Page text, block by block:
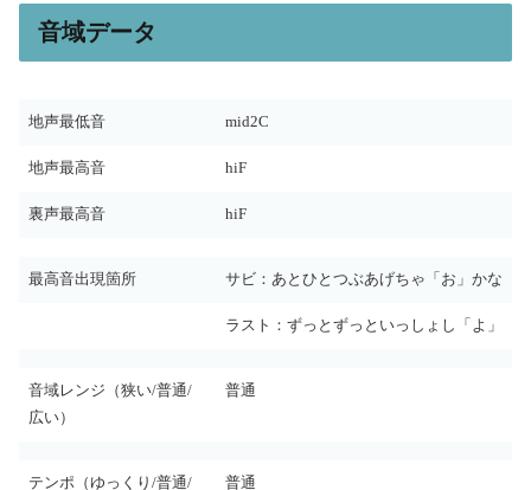
音域データ
地声最低音 mid2C
地声最高音 hiF
裏声最高音 hiF
最高音出現箇所 サビ：あとひとつぶあげちゃ「お」かな
ラスト：ずっとずっといっしょし「よ」
音域レンジ（狭い/普通/
広い）
普通
テンポ（ゆっくり/普通/ 普通